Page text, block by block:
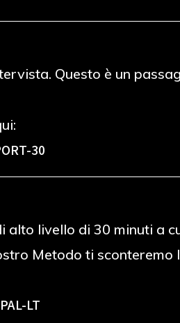
Questo è un
30
livello di 30 minuti a
Metodo ti
LT